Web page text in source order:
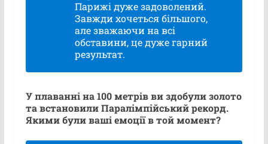
Парижі дуже задоволений.
Завжди хочеться більшого,
але зважаючи на всі
обставини, це дуже гарний
результат.
У плаванні на 100 метрів ви здобули золото
та встановили Паралімпійський рекорд.
Якими були ваші емоції в той момент?